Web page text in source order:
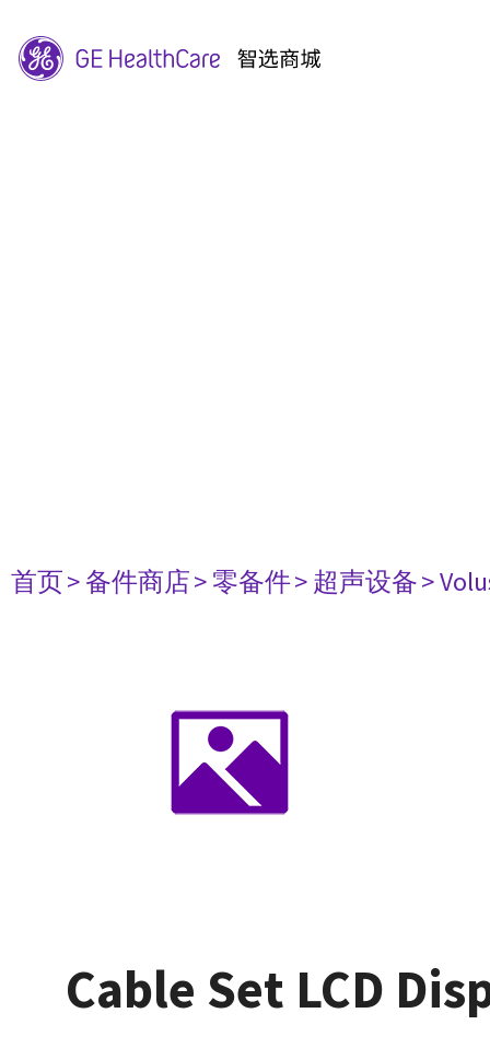
首页> 备件商店> 零备件> 超声设备>
Cable Set LCD